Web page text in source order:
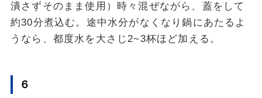
潰さずそのまま使用）時々混ぜながら、蓋をして
約30分煮込む。途中水分がなくなり鍋にあたるよ
うなら、都度水を大さじ2~3杯ほど加える。
６